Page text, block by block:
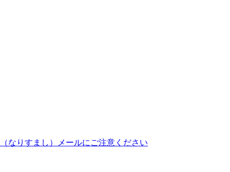
なりすまし）メールにご注意ください